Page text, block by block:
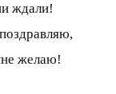
ждали!
желаю!